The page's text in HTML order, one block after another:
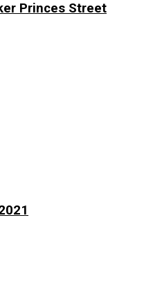
Princes Street